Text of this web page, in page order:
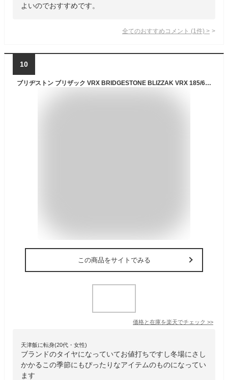
よいのでおすすめです。
全てのおすすめコメント (1 件) >
10
ブリヂストン ブリザック VRX BRIDGESTONE BLIZZAK VRX 185/60R15 84Q マルチスチール 〈キャップ無〉 5.5Jx15 +50 4/100 114.3 シルバー(銀色)系 エリオ セダン プレーリー インサイト スプラッシュ エアウェイブ フィット シャトル ブルーバード フィット ヴィッツ カロー
この商品をサイトでみる
価格と在庫を楽天でチェック >>
天津飯に転身(20代・女性)
ブランドのタイヤになっていてお値打ちですし冬場にさし
かかるこの季節にもぴったりなアイテムのものになってい
ます